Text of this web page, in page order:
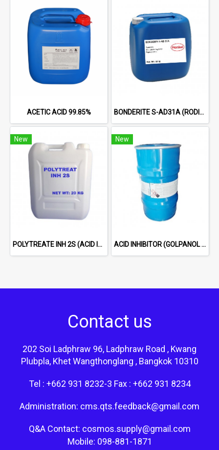
ACETIC ACID 99.85% BONDERITE S-AD31A (RODINE 31 A) ACID INHIBITOR
New
POLYTREATE INH 2S (ACID INHIBITOR FOR HCl)
New
ACID INHIBITOR (GOLPANOL BOZ 98%) WHITE CRYSTAL POWDER
Contact us
202 Soi Ladphraw 96, Ladphraw Road , Kwang
Plubpla, Khet Wangthonglang , Bangkok 10310
Tel : +662 931 8232-3 Fax : +662 931 8234
Administration: cms.qts.feedback@gmail.com
Q&A Contact: cosmos.supply@gmail.com
Mobile: 098-881-1871